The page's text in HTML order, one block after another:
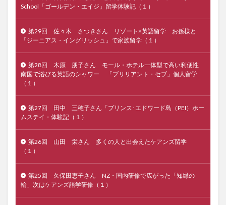
School「ゴールデン・エイジ」留学体験記（１）
第29回 佐々木 さつきさん リゾート×英語留学 お孫様と
「ジーニアス・イングリッシュ」で家族留学（１）
第28回 木原 朋子さん モール・ホテル一体型で高い利便性
南国で浴びる英語のシャワー 「ブリリアント・セブ」個人留学
（１）
第27回 田中 三穂子さん「プリンス･エドワード島（PEI）ホー
ムステイ・体験記（１）
第26回 山田 栄さん 多くの人と出会えたケアンズ留学
（１）
第25回 久保田恵子さん NZ・国内研修で広がった「知縁の
輪」次はケアンズ語学研修（１）